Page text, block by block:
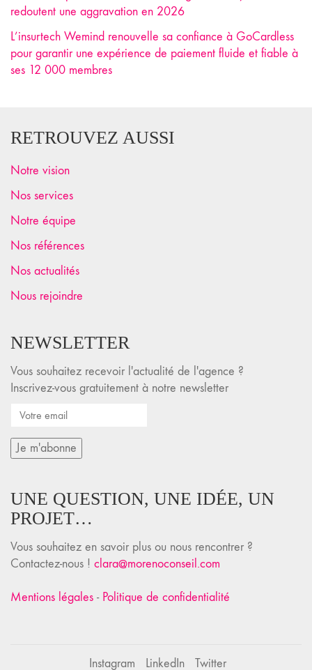
redoutent une aggravation en 2026
L’insurtech Wemind renouvelle sa confiance à GoCardless
pour garantir une expérience de paiement fluide et fiable à
ses 12 000 membres
RETROUVEZ AUSSI
Notre vision
Nos services
Notre équipe
Nos références
Nos actualités
Nous rejoindre
NEWSLETTER
Vous souhaitez recevoir l'actualité de l'agence ?
Inscrivez-vous gratuitement à notre newsletter
UNE QUESTION, UNE IDÉE, UN
PROJET…
Vous souhaitez en savoir plus ou nous rencontrer ?
Contactez-nous ! clara@morenoconseil.com
Mentions légales - Politique de confidentialité
Instagram LinkedIn Twitter